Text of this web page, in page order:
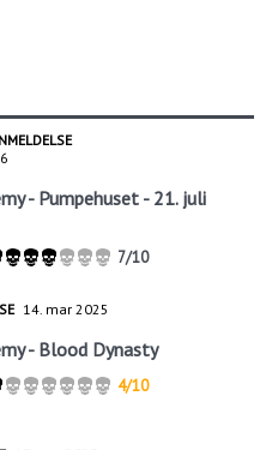
- Pumpehuset - 21. juli
7/10
14. mar 2025
- Blood Dynasty
4/10